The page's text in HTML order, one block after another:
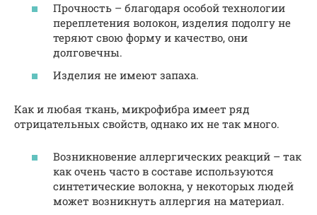
Прочность – благодаря особой технологии
переплетения волокон, изделия подолгу не
теряют свою форму и качество, они
долговечны.
Изделия не имеют запаха.
Как и любая ткань, микрофибра имеет ряд
отрицательных свойств, однако их не так много.
Возникновение аллергических реакций – так
как очень часто в составе используются
синтетические волокна, у некоторых людей
может возникнуть аллергия на материал.